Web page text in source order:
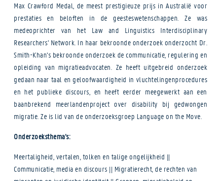
Max Crawford Medal, de meest prestigieuze prijs in Australië voor
prestaties en beloften in de geesteswetenschappen. Ze was
medeoprichter van het Law and Linguistics Interdisciplinary
Researchers' Network. In haar bekroonde onderzoek onderzocht Dr.
Smith-Khan's bekroonde onderzoek de communicatie, regulering en
opleiding van migratieadvocaten. Ze heeft uitgebreid onderzoek
gedaan naar taal en geloofwaardigheid in vluchtelingenprocedures
en het publieke discours, en heeft eerder meegewerkt aan een
baanbrekend meerlandenproject over disability bij gedwongen
migratie. Ze is lid van de onderzoeksgroep Language on the Move.
Onderzoeksthema's:
Meertaligheid, vertalen, tolken en talige ongelijkheid ||
Communicatie, media en discours || Migratierecht, de rechten van